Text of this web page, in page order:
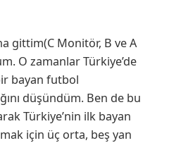
gittim(C Monitör, B ve A
O zamanlar Türkiye’de
bayan futbol
düşündüm. Ben de bu
Türkiye’nin ilk bayan
için üç orta, beş yan